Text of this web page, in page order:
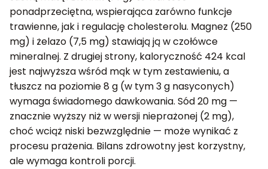
ponadprzeciętna, wspierająca zarówno funkcje
trawienne, jak i regulację cholesterolu. Magnez (250
mg) i żelazo (7,5 mg) stawiają ją w czołówce
mineralnej. Z drugiej strony, kaloryczność 424 kcal
jest najwyższa wśród mąk w tym zestawieniu, a
tłuszcz na poziomie 8 g (w tym 3 g nasyconych)
wymaga świadomego dawkowania. Sód 20 mg —
znacznie wyższy niż w wersji nieprażonej (2 mg),
choć wciąż niski bezwzględnie — może wynikać z
procesu prażenia. Bilans zdrowotny jest korzystny,
ale wymaga kontroli porcji.